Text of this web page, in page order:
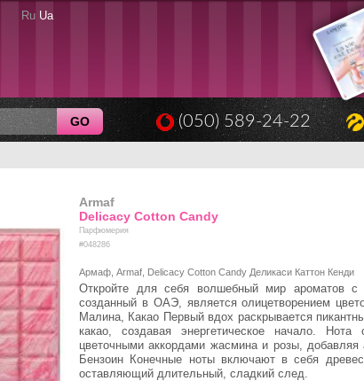
Ru Ua
GO (050) 589-24-22
Armaf
Delicacy Cotton Candy
Парфюмерия
#048286
Армаф, Armaf, Delicacy Cotton Candy Деликаси Каттон Кенди
Откройте для себя волшебный мир ароматов с
созданный в ОАЭ, является олицетворением
Малина, Какао Первый вдох раскрывается
какао, создавая энергетическое начало.
цветочными аккордами жасмина и розы,
Бензоин Конечные ноты включают в себя
оставляющий длительный, сладкий след.